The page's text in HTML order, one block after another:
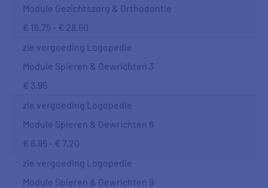
Module Gezichtszorg & Orthodontie
€ 16,75 - € 28,50
zie vergoeding Logopedie
Module Spieren & Gewrichten 3
€ 3,95
zie vergoeding Logopedie
Module Spieren & Gewrichten 6
€ 6,95 - € 7,20
zie vergoeding Logopedie
Module Spieren & Gewrichten 9